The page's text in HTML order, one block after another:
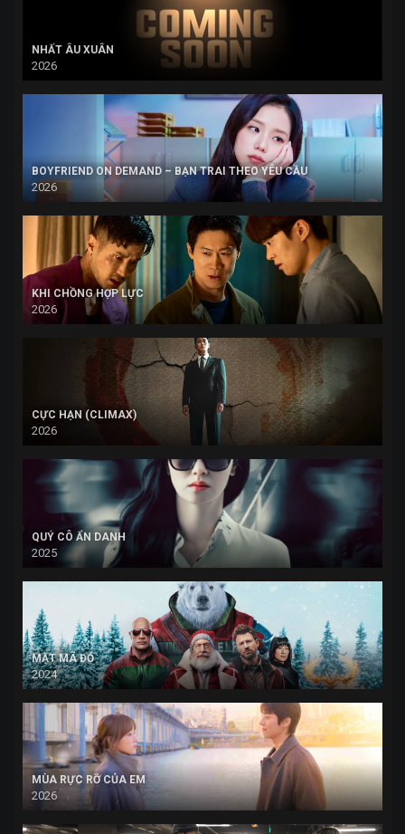
NHẤT ÂU XUÂN
2026
BOYFRIEND ON DEMAND – BẠN TRAI THEO YÊU CẦU
2026
KHI CHỒNG HỢP LỰC
2026
CỰC HẠN (CLIMAX)
2026
QUÝ CÔ ẨN DANH
2025
MẬT MÃ ĐỎ
2024
MÙA RỰC RỠ CỦA EM
2026